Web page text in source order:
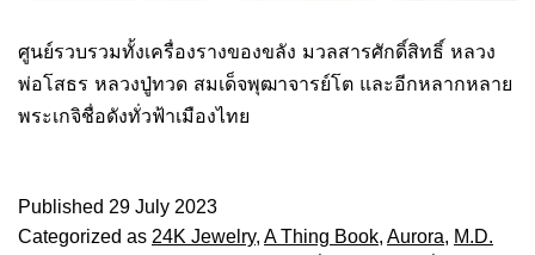
ศูนย์รวบรวมทั้งเครื่องรางของขลัง มวลสารศักดิ์สิทธิ์ หลวง
พ่อโสธร หลวงปู่ทวด สมเด็จพุฒาจารย์โต และอีกหลากหลาย
พระเกจิชื่อดังทั่วฟ้าเมืองไทย
Published 29 July 2023
Categorized as 24K Jewelry, A Thing Book, Aurora, M.D.